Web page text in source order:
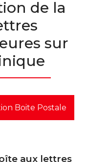
de la
sur
Boite Postale
aux lettres